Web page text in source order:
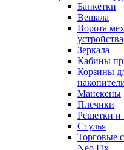
Банкетки
Вешала
Ворота
устройства
Зеркала
Кабины
Корзины
Манекены
Плечики
Решетки и
Стулья
Торговые
Neo Fix